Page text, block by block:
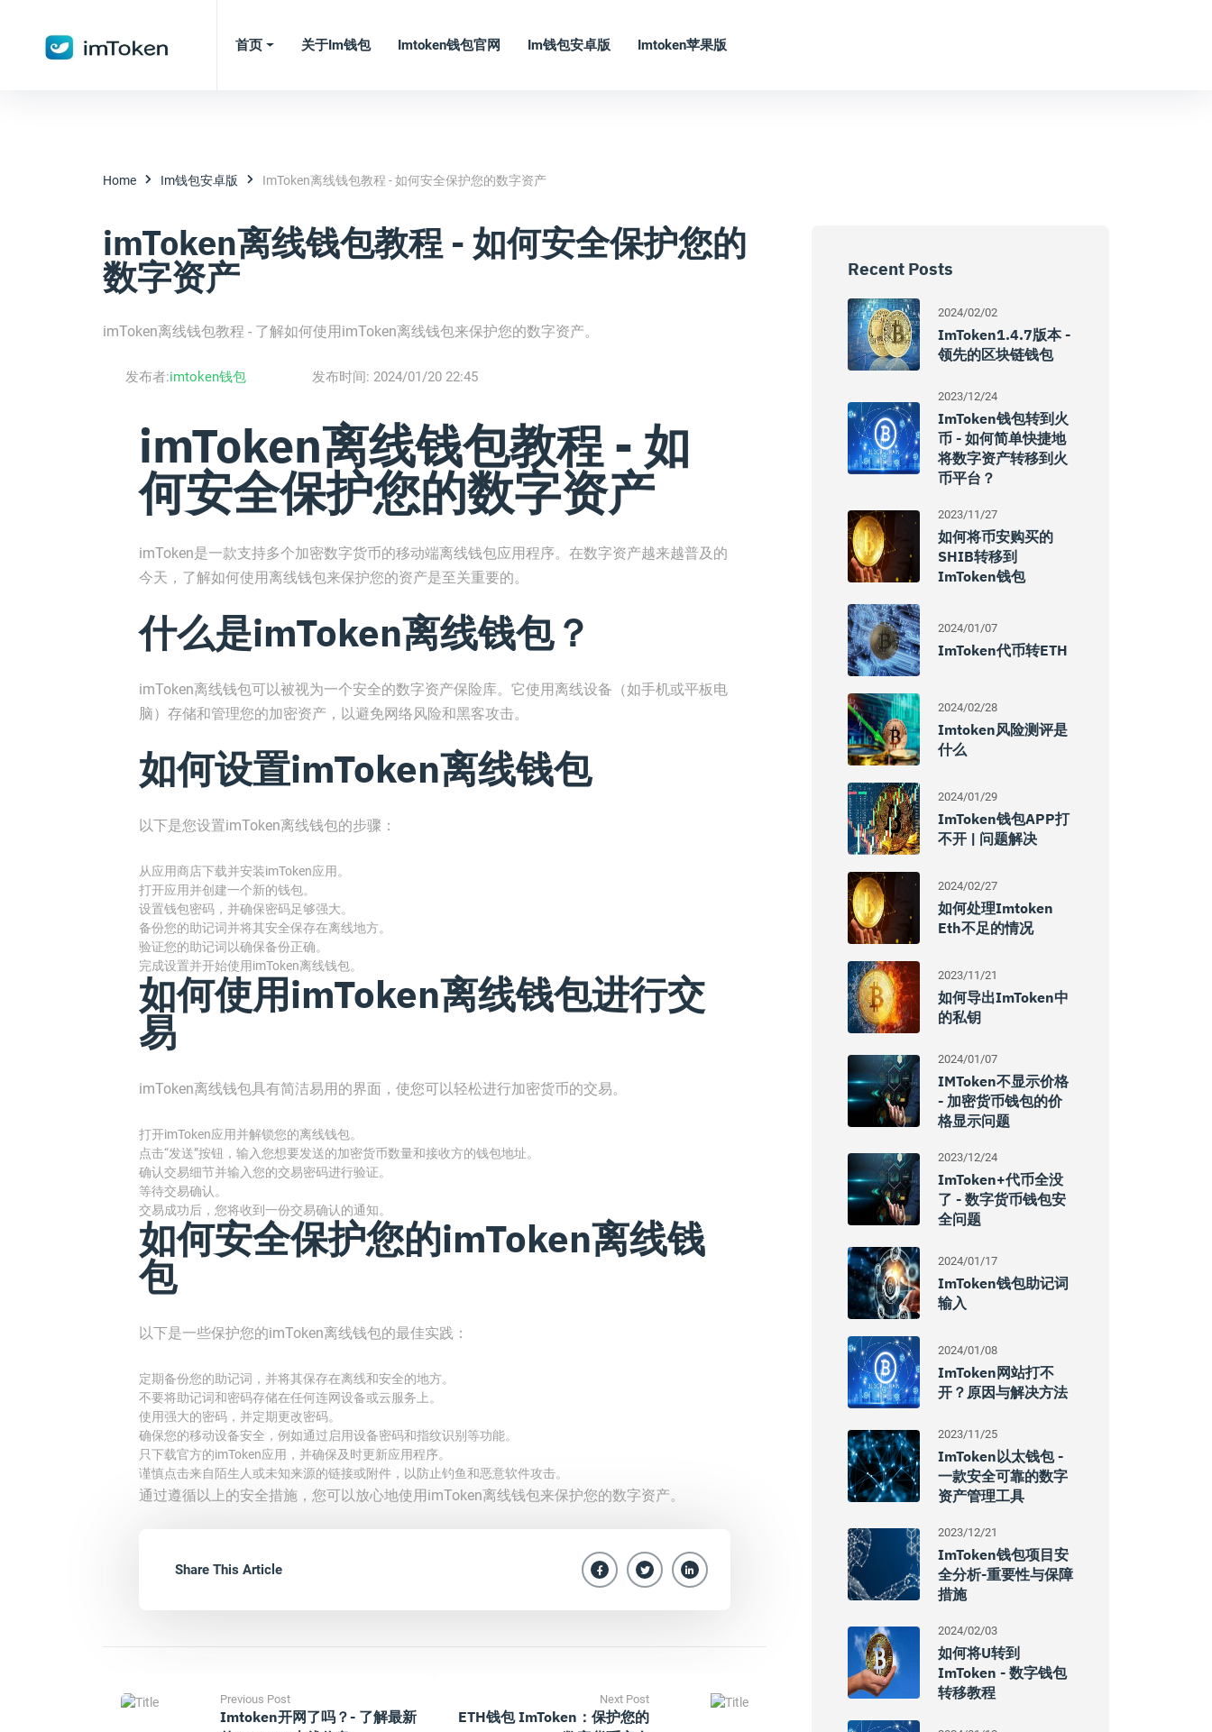
首页 关于im钱包 Imtoken钱包官网 Im钱包安卓版 Imtoken苹果版
Home Im钱包安卓版 ImToken离线钱包教程 - 如何安全保护您的数字资产
imToken离线钱包教程 - 如何安全保护您的
数字资产
imToken离线钱包教程 - 了解如何使用imToken离线钱包来保护您的数字资产。
发布者:imtoken钱包 发布时间: 2024/01/20 22:45
imToken离线钱包教程 - 如
何安全保护您的数字资产
imToken是一款支持多个加密数字货币的移动端离线钱包应用程序。在数字资产越来越普及的
今天，了解如何使用离线钱包来保护您的资产是至关重要的。
什么是imToken离线钱包？
imToken离线钱包可以被视为一个安全的数字资产保险库。它使用离线设备（如手机或平板电
脑）存储和管理您的加密资产，以避免网络风险和黑客攻击。
如何设置imToken离线钱包
以下是您设置imToken离线钱包的步骤：
从应用商店下载并安装imToken应用。
打开应用并创建一个新的钱包。
设置钱包密码，并确保密码足够强大。
备份您的助记词并将其安全保存在离线地方。
验证您的助记词以确保备份正确。
完成设置并开始使用imToken离线钱包。
如何使用imToken离线钱包进行交
易
imToken离线钱包具有简洁易用的界面，使您可以轻松进行加密货币的交易。
打开imToken应用并解锁您的离线钱包。
点击“发送”按钮，输入您想要发送的加密货币数量和接收方的钱包地址。
确认交易细节并输入您的交易密码进行验证。
等待交易确认。
交易成功后，您将收到一份交易确认的通知。
如何安全保护您的imToken离线钱
包
以下是一些保护您的imToken离线钱包的最佳实践：
定期备份您的助记词，并将其保存在离线和安全的地方。
不要将助记词和密码存储在任何连网设备或云服务上。
使用强大的密码，并定期更改密码。
确保您的移动设备安全，例如通过启用设备密码和指纹识别等功能。
只下载官方的imToken应用，并确保及时更新应用程序。
谨慎点击来自陌生人或未知来源的链接或附件，以防止钓鱼和恶意软件攻击。
通过遵循以上的安全措施，您可以放心地使用imToken离线钱包来保护您的数字资产。
Share This Article
Previous Post
Imtoken开网了吗？- 了解最新
Next Post
ETH钱包 ImToken：保护您的
Recent Posts
2024/02/02
ImToken1.4.7版本 -
领先的区块链钱包
2023/12/24
ImToken钱包转到火
币 - 如何简单快捷地
将数字资产转移到火
币平台？
2023/11/27
如何将币安购买的
SHIB转移到
ImToken钱包
2024/01/07
ImToken代币转ETH
2024/02/28
Imtoken风险测评是
什么
2024/01/29
ImToken钱包APP打
不开 | 问题解决
2024/02/27
如何处理imtoken
Eth不足的情况
2023/11/21
如何导出imToken中
的私钥
2024/01/07
IMToken不显示价格
- 加密货币钱包的价
格显示问题
2023/12/24
ImToken+代币全没
了 - 数字货币钱包安
全问题
2024/01/17
ImToken钱包助记词
输入
2024/01/08
ImToken网站打不
开？原因与解决方法
2023/11/25
ImToken以太钱包 -
一款安全可靠的数字
资产管理工具
2023/12/21
ImToken钱包项目安
全分析-重要性与保障
措施
2024/02/03
如何将U转到
ImToken - 数字钱包
转移教程